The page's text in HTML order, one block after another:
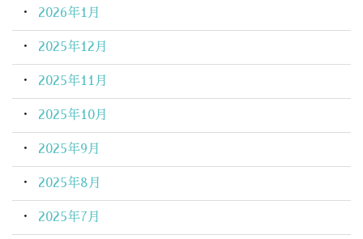
2026年1月
2025年12月
2025年11月
2025年10月
2025年9月
2025年8月
2025年7月